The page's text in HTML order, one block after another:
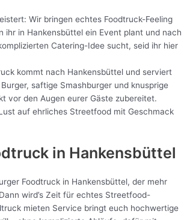
Wir bringen echtes Foodtruck-Feeling
ihr in Hankensbüttel ein Event plant und nach
Catering-Idee sucht, seid ihr hier
kommt nach Hankensbüttel und serviert
saftige Smashburger und knusprige
vor den Augen eurer Gäste zubereitet.
auf ehrliches Streetfood mit Geschmack
in Hankensbüttel
Foodtruck in Hankensbüttel, der mehr
wird’s Zeit für echtes Streetfood-
mieten Service bringt euch hochwertige